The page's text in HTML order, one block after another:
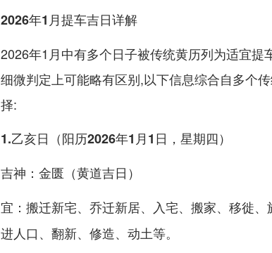
2026年1月提车吉日详解
2026年1月中有多个日子被传统黄历列为适宜提
细微判定上可能略有区别,以下信息综合自多个
择:
1.乙亥日（阳历2026年1月1日，星期四）
吉神 ：金匮（黄道吉日）
宜 ：搬迁新宅、乔迁新居、入宅、搬家、移徙、
进人口、翻新、修造、动土等。